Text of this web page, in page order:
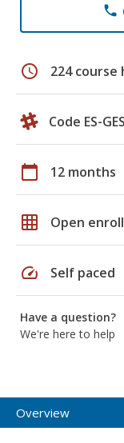
phone
schedule 224 course
Code ES-
calendar_today 12 months
grid_on Open
speed Self paced
Have a question?
We're here to help
Overview